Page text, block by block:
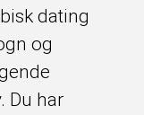
dating
og
Du har